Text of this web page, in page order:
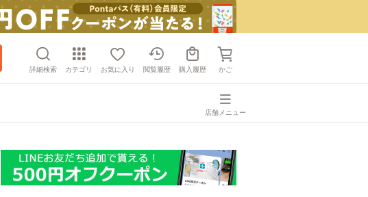
詳細検索 カテゴリ お気に入り 閲覧履歴 購入履歴 かご
店舗メニュー